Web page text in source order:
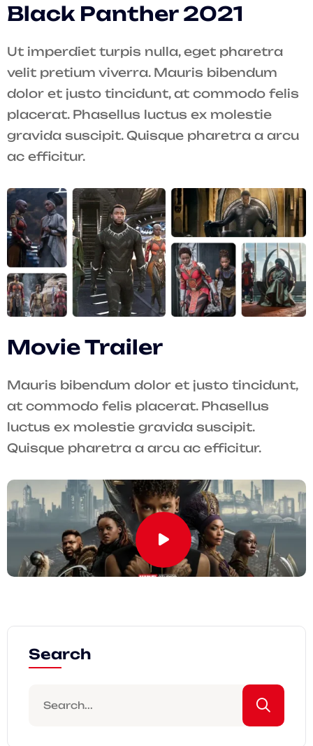
Black Panther 2021
Ut imperdiet turpis nulla, eget pharetra
velit pretium viverra. Mauris bibendum
dolor et justo tincidunt, at commodo felis
placerat. Phasellus luctus ex molestie
gravida suscipit. Quisque pharetra a arcu
ac efficitur.
Movie Trailer
Mauris bibendum dolor et justo tincidunt,
at commodo felis placerat. Phasellus
luctus ex molestie gravida suscipit.
Quisque pharetra a arcu ac efficitur.
Search